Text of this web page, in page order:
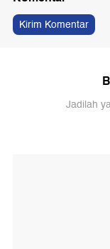
Kirim Komentar
Jadilah